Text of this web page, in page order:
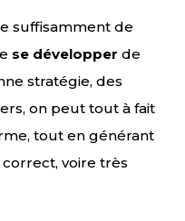
suffisamment de
se développer de
stratégie, des
on peut tout à fait
tout en générant
voire très